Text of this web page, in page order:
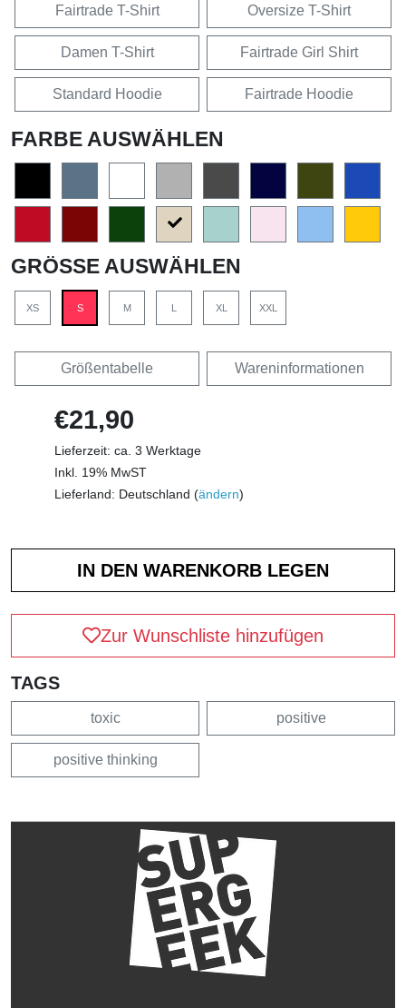
Fairtrade T-Shirt Oversize T-Shirt
Damen T-Shirt Fairtrade Girl Shirt
Standard Hoodie Fairtrade Hoodie
FARBE AUSWÄHLEN
GRÖSSE AUSWÄHLEN
XS S M L XL XXL
Größentabelle Wareninformationen
€21,90
Lieferzeit: ca. 3 Werktage
Inkl. 19% MwST
Lieferland: Deutschland (ändern)
Zur Wunschliste hinzufügen
TAGS
toxic positive
positive thinking